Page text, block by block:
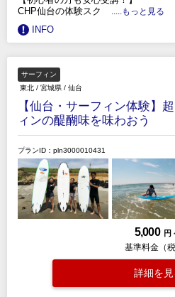
CHP仙台の体験スク
.....もっと見る
INFO
サーフィン
東北 / 宮城県 / 仙台
【仙台・サーフィン体験】
ィンの醍醐味を味わおう
プランID：pln3000010431
5,000 円
基準料金（税
詳細を見